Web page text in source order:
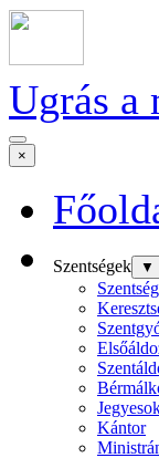
Ugrás a
×
Szentségek ▼
Kántor